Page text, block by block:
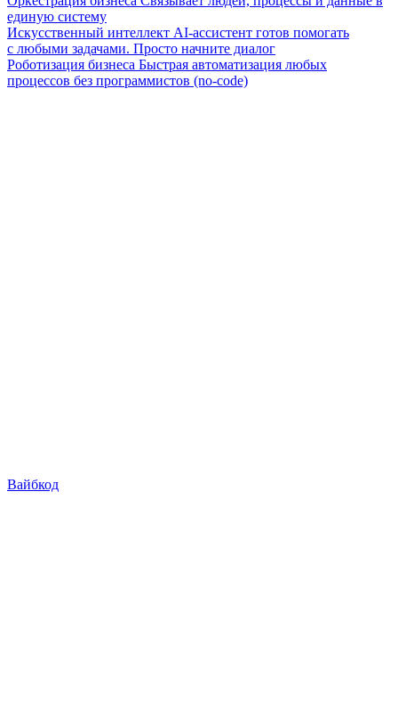
единую систему
Искусственный интеллект AI-ассистент готов помогать
с любыми задачами. Просто начните диалог
Роботизация бизнеса Быстрая автоматизация любых
процессов без программистов (no-code)
Вайбкод